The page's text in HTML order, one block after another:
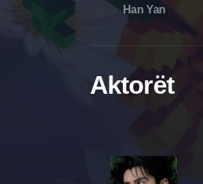
Han Yan
Aktorët